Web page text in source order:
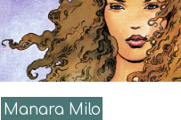
Manara Milo